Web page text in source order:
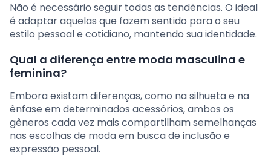
Não é necessário seguir todas as tendências. O ideal
é adaptar aquelas que fazem sentido para o seu
estilo pessoal e cotidiano, mantendo sua identidade.
Qual a diferença entre moda masculina e
feminina?
Embora existam diferenças, como na silhueta e na
ênfase em determinados acessórios, ambos os
gêneros cada vez mais compartilham semelhanças
nas escolhas de moda em busca de inclusão e
expressão pessoal.